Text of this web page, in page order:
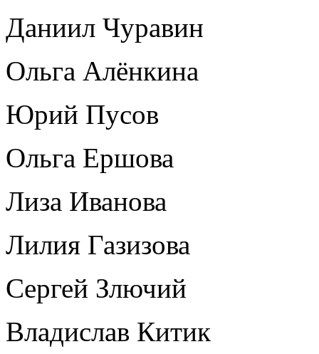
Даниил Чуравин
Ольга Алёнкина
Юрий Пусов
Ольга Ершова
Лиза Иванова
Лилия Газизова
Сергей Злючий
Владислав Китик